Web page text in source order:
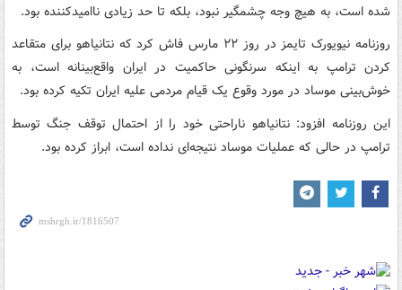
شده است، به هیچ وجه چشمگیر نبود، بلکه تا حد زیادی ناامیدکننده بود.
روزنامه نیویورک تایمز در روز ۲۲ مارس فاش کرد که نتانیاهو برای متقاعد
کردن ترامپ به اینکه سرنگونی حاکمیت در ایران واقع‌بینانه است، به
خوش‌بینی موساد در مورد وقوع یک قیام مردمی علیه ایران تکیه کرده بود.
این روزنامه افزود: نتانیاهو ناراحتی خود را از احتمال توقف جنگ توسط
ترامپ در حالی که عملیات موساد نتیجه‌ای نداده است، ابراز کرده بود.